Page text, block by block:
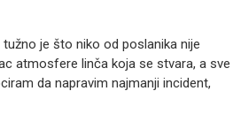
je što niko od poslanika nije
atmosfere linča koja se stvara, a sve
da napravim najmanji incident,